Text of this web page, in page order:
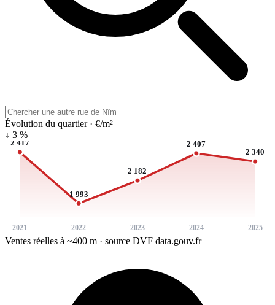
Évolution du quartier · €/m²
↓ 3 %
2 417
2021
1 993
2022
2 182
2023
2 407
2024
2 340
2025
Ventes réelles à ~400 m · source DVF data.gouv.fr